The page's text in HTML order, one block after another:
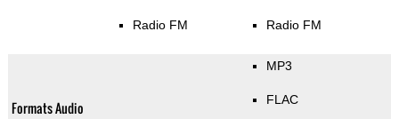
Radio FM Radio FM
Formats Audio
MP3
FLAC